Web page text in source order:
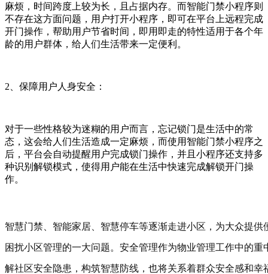
麻烦，时间跨度上较为长，且占据内存。而智能门禁小程序则
不存在这方面问题，用户打开小程序，即可在平台上远程完成
开门操作，帮助用户节省时间，即用即走的特性适用于各个年
龄的用户群体，给人们生活带来一定便利。
2、保障用户人身安全：
对于一些性格较为迷糊的用户而言，忘记锁门是生活中的常
态，这会给人们生活造成一定麻烦，而使用智能门禁小程序之
后，平台会自动提醒用户完成锁门操作，并且小程序还支持多
种识别解锁模式，使得用户能在生活中快速完成解锁开门操
作。
智慧门禁、智能家居、智慧停车等逐渐走进小区，为大众提
困扰小区管理的一大问题。安全管理作为物业管理工作中的
解社区安全隐患，构筑智慧防线，也将关系着群众安全感和